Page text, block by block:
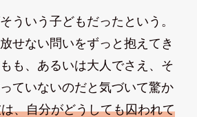
ういう子どもだったという。
せない問いをずっと抱えてき
も、あるいは大人でさえ、そ
ていないのだと気づいて驚か
、自分がどうしても囚われて